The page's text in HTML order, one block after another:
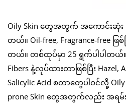
Oily Skin တွေအတွက် အကောင်းဆုံး
တယ်။ Oil-free, Fragrance-free ဖြစ်ပ
တယ်။ တစ်ထုပ်မှာ 25 ရွက်ပါပါတယ်။
Fibers နဲ့လုပ်ထားတာဖြစ်ပြီး Hazel,
Salicylic Acid စတာတွေပါဝင်လို့ Oily
prone Skin တွေအတွက်လည်း အရမ်